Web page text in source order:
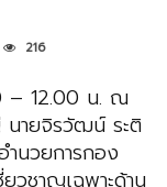
216
– 12.00 น. ณ
นายจิรวัฒน์ ระติ
นวยการกอง
วชาญเฉพาะด้าน